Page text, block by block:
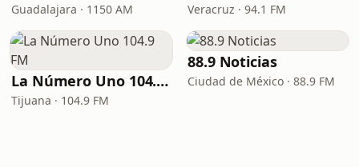
Guadalajara · 1150 AM Veracruz · 94.1 FM
La Número Uno 104.9 FM
Tijuana · 104.9 FM
88.9 Noticias
Ciudad de México · 88.9 FM